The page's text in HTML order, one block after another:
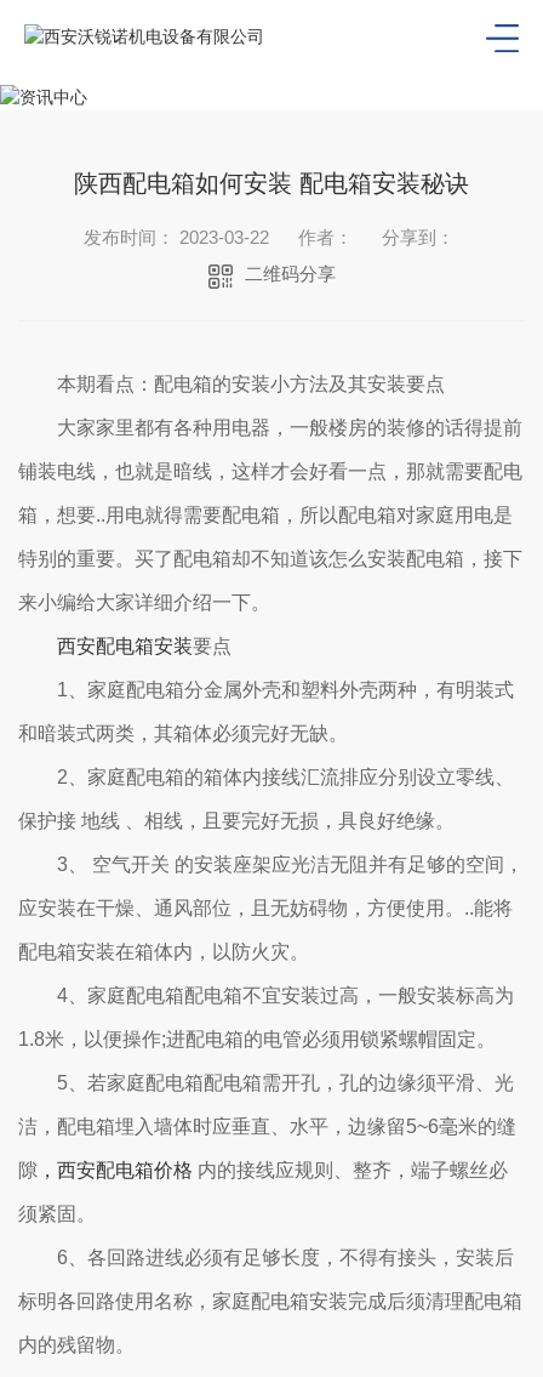
陕西配电箱如何安装 配电箱安装秘诀
发布时间： 2023-03-22 作者：
分享到：
二维码分享
本期看点：配电箱的安装小方法及其安装要点
大家家里都有各种用电器，一般楼房的装修的话得提前
铺装电线，也就是暗线，这样才会好看一点，那就需要配电
箱，想要..用电就得需要配电箱，所以配电箱对家庭用电是
特别的重要。买了配电箱却不知道该怎么安装配电箱，接下
来小编给大家详细介绍一下。
西安配电箱安装要点
1、家庭配电箱分金属外壳和塑料外壳两种，有明装式
和暗装式两类，其箱体必须完好无缺。
2、家庭配电箱的箱体内接线汇流排应分别设立零线、
保护接 地线 、相线，且要完好无损，具良好绝缘。
3、 空气开关 的安装座架应光洁无阻并有足够的空间，
应安装在干燥、通风部位，且无妨碍物，方便使用。..能将
配电箱安装在箱体内，以防火灾。
4、家庭配电箱配电箱不宜安装过高，一般安装标高为
1.8米，以便操作;进配电箱的电管必须用锁紧螺帽固定。
5、若家庭配电箱配电箱需开孔，孔的边缘须平滑、光
洁，配电箱埋入墙体时应垂直、水平，边缘留5~6毫米的缝
隙 ，西安配电箱价格 内的接线应规则、整齐，端子螺丝必
须紧固。
6、各回路进线必须有足够长度，不得有接头，安装后
标明各回路使用名称，家庭配电箱安装完成后须清理配电箱
内的残留物。